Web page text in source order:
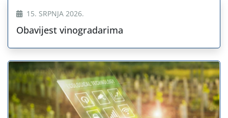
15. SRPNJA 2026.
Obavijest vinogradarima